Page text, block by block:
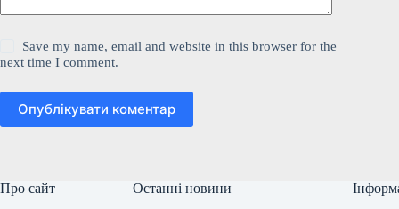
Save my name, email and website in this browser for the
next time I comment.
Опублікувати коментар
Про сайт Останні новини